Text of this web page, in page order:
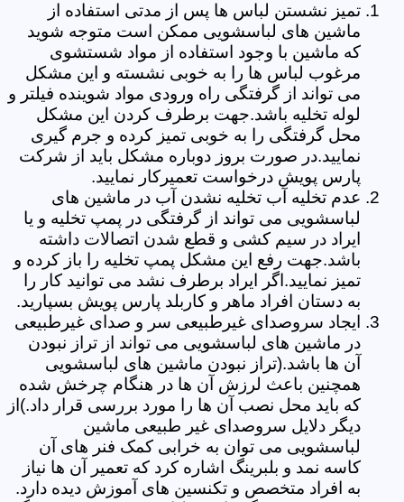
تمیز نشستن لباس ها پس از مدتی استفاده از
ماشین های لباسشویی ممکن است متوجه شوید
که ماشین با وجود استفاده از مواد شستشوی
مرغوب لباس ها را به خوبی نشسته و این مشکل
می تواند از گرفتگی راه ورودی مواد شوینده فیلتر و
لوله تخلیه باشد.جهت برطرف کردن این مشکل
محل گرفتگی را به خوبی تمیز کرده و جرم گیری
نمایید.در صورت بروز دوباره مشکل باید از شرکت
پارس پویش درخواست تعمیرکار نمایید.
عدم تخلیه آب تخلیه نشدن آب در ماشین های
لباسشویی می تواند از گرفتگی در پمپ تخلیه و یا
ایراد در سیم کشی و قطع شدن اتصالات داشته
باشد.جهت رفع این مشکل پمپ تخلیه را باز کرده و
تمیز نمایید.اگر ایراد برطرف نشد می توانید کار را
به دستان افراد ماهر و کاربلد پارس پویش بسپارید.
ایجاد سروصدای غیرطبیعی سر و صدای غیرطبیعی
در ماشین های لباسشویی می تواند از تراز نبودن
آن ها باشد.(تراز نبودن ماشین های لباسشویی
همچنین باعث لرزش آن ها در هنگام چرخش شده
که باید محل نصب آن ها را مورد بررسی قرار داد.)از
دیگر دلایل سروصدای غیر طبیعی ماشین
لباسشویی می توان به خرابی کمک فنر های آن
کاسه نمد و بلبرینگ اشاره کرد که تعمیر آن ها نیاز
به افراد متخصص و تکنسین های آموزش دیده دارد.